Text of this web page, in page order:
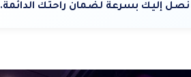
إليك بسرعة لضمان راحتك الدائمة.